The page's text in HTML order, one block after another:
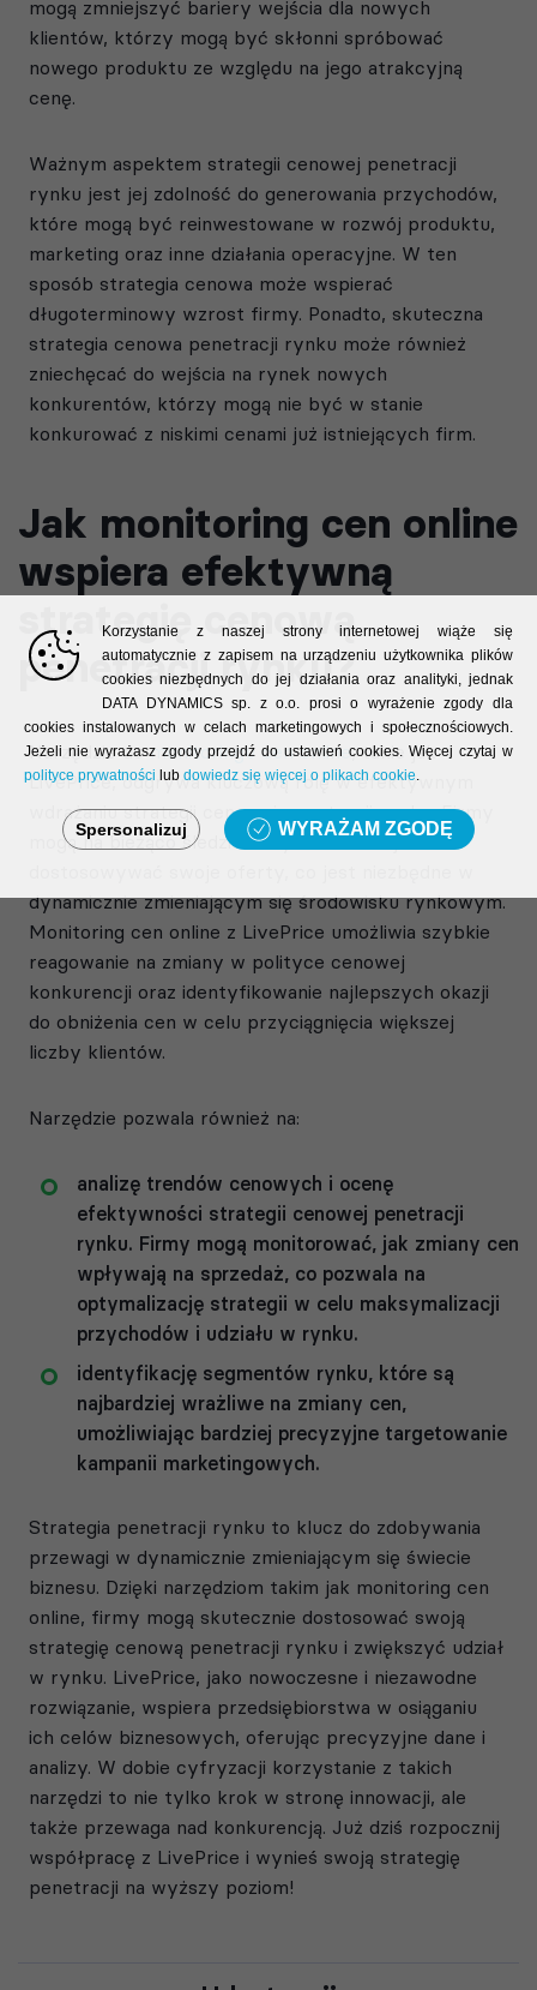
mogą zmniejszyć bariery wejścia dla nowych
klientów, którzy mogą być skłonni spróbować
nowego produktu ze względu na jego atrakcyjną
cenę.
Ważnym aspektem strategii cenowej penetracji
rynku jest jej zdolność do generowania przychodów,
które mogą być reinwestowane w rozwój produktu,
marketing oraz inne działania operacyjne. W ten
sposób strategia cenowa może wspierać
długoterminowy wzrost firmy. Ponadto, skuteczna
strategia cenowa penetracji rynku może również
zniechęcać do wejścia na rynek nowych
konkurentów, którzy mogą nie być w stanie
konkurować z niskimi cenami już istniejących firm.
Jak monitoring cen online
wspiera efektywną
strategię cenową
penetracji rynku?
Narzędzie domonitoringu cen online, takie jak
LivePrice, odgrywa kluczową rolę w efektywnym
wdrażaniu strategii cenowej penetracji rynku. Firmy
mogą na bieżąco śledzić ceny konkurencji i
dynamicznie zmieniającym się środowisku rynkowym.
Monitoring cen online z LivePrice umożliwia szybkie
reagowanie na zmiany w polityce cenowej
konkurencji oraz identyfikowanie najlepszych okazji
do obniżenia cen w celu przyciągnięcia większej
liczby klientów.
Narzędzie pozwala również na:
analizę trendów cenowych i ocenę
efektywności strategii cenowej penetracji
rynku. Firmy mogą monitorować, jak zmiany cen
wpływają na sprzedaż, co pozwala na
optymalizację strategii w celu maksymalizacji
przychodów i udziału w rynku.
identyfikację segmentów rynku, które są
najbardziej wrażliwe na zmiany cen,
umożliwiając bardziej precyzyjne targetowanie
kampanii marketingowych.
Strategia penetracji rynku to klucz do zdobywania
przewagi w dynamicznie zmieniającym się świecie
biznesu. Dzięki narzędziom takim jak monitoring cen
online, firmy mogą skutecznie dostosować swoją
strategię cenową penetracji rynku i zwiększyć udział
w rynku. LivePrice, jako nowoczesne i niezawodne
rozwiązanie, wspiera przedsiębiorstwa w osiąganiu
ich celów biznesowych, oferując precyzyjne dane i
analizy. W dobie cyfryzacji korzystanie z takich
narzędzi to nie tylko krok w stronę innowacji, ale
także przewaga nad konkurencją. Już dziś rozpocznij
współpracę z LivePrice i wynieś swoją strategię
penetracji na wyższy poziom!
Korzystanie z naszej strony internetowej wiąże się
automatycznie z zapisem na urządzeniu użytkownika plików
cookies niezbędnych do jej działania oraz analityki, jednak
DATA DYNAMICS sp. z o.o. prosi o wyrażenie zgody dla
cookies instalowanych w celach marketingowych i społecznościowych.
Jeżeli nie wyrażasz zgody przejdź do ustawień cookies. Więcej czytaj w
polityce prywatności lub dowiedz się więcej o plikach cookie
Spersonalizuj WYRAŻAM ZGODĘ